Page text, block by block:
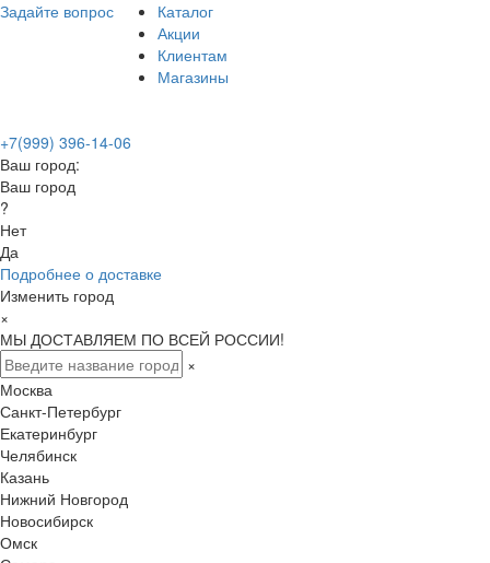
Задайте вопрос
Каталог
Акции
Клиентам
Магазины
+7(999) 396-14-06
Ваш город:
Ваш город
?
Нет
Да
Подробнее о доставке
Изменить город
×
МЫ ДОСТАВЛЯЕМ ПО ВСЕЙ РОССИИ!
×
Москва
Санкт-Петербург
Екатеринбург
Челябинск
Казань
Нижний Новгород
Новосибирск
Омск